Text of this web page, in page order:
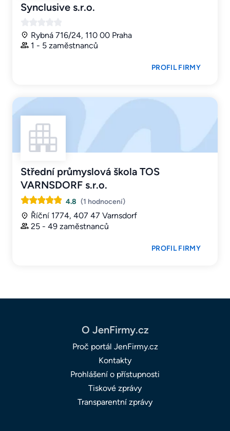
Synclusive s.r.o.
Rybná 716/24, 110 00 Praha
1 - 5 zaměstnanců
PROFIL FIRMY
Střední průmyslová škola TOS
VARNSDORF s.r.o.
4.8 (1 hodnocení)
Říční 1774, 407 47 Varnsdorf
25 - 49 zaměstnanců
PROFIL FIRMY
O JenFirmy.cz
Proč portál JenFirmy.cz
Kontakty
Prohlášení o přístupnosti
Tiskové zprávy
Transparentní zprávy